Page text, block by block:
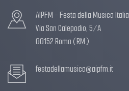
AIPFM - Festa della Musica Italia
Via San Calepodio, 5/A
00152 Roma (RM)
festadellamusica@aipfm.it